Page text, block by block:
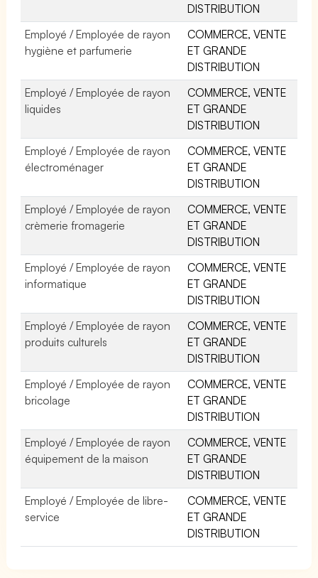
DISTRIBUTION
Employé / Employée de rayon
hygiène et parfumerie
COMMERCE, VENTE
ET GRANDE
DISTRIBUTION
Employé / Employée de rayon
liquides
COMMERCE, VENTE
ET GRANDE
DISTRIBUTION
Employé / Employée de rayon
électroménager
COMMERCE, VENTE
ET GRANDE
DISTRIBUTION
Employé / Employée de rayon
crèmerie fromagerie
COMMERCE, VENTE
ET GRANDE
DISTRIBUTION
Employé / Employée de rayon
informatique
COMMERCE, VENTE
ET GRANDE
DISTRIBUTION
Employé / Employée de rayon
produits culturels
COMMERCE, VENTE
ET GRANDE
DISTRIBUTION
Employé / Employée de rayon
bricolage
COMMERCE, VENTE
ET GRANDE
DISTRIBUTION
Employé / Employée de rayon
équipement de la maison
COMMERCE, VENTE
ET GRANDE
DISTRIBUTION
Employé / Employée de libre-
service
COMMERCE, VENTE
ET GRANDE
DISTRIBUTION